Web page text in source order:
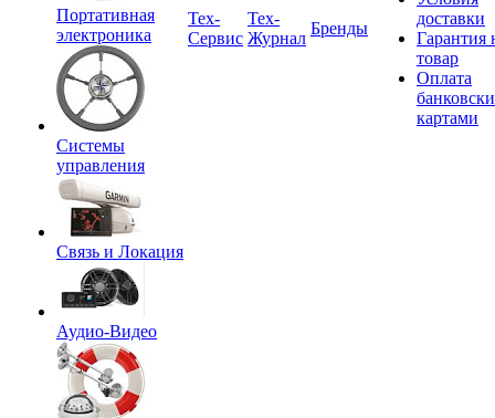
Портативная
электроника
Системы
управления
Связь и Локация
Аудио-Видео
Tex-
Сервис
Тех-
Журнал
Бренды
доставки
Гарантия
товар
Оплата
картами